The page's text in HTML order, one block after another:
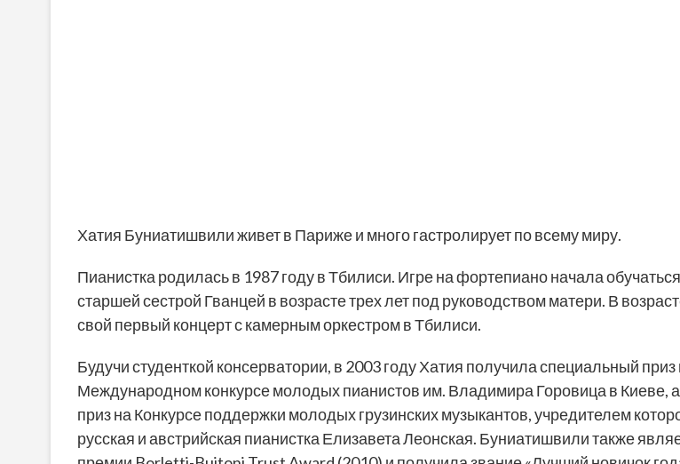
Хатия Буниатишвили живет в Париже и много гастролирует по всему миру.
Пианистка родилась в 1987 году в Тбилиси. Игре на фортепиано начала
старшей сестрой Гванцей в возрасте трех лет под руководством матери. В
свой первый концерт с камерным оркестром в Тбилиси.
Будучи студенткой консерватории, в 2003 году Хатия получила специальный приз
Международном конкурсе молодых пианистов им. Владимира Горовица в Киеве,
приз на Конкурсе поддержки молодых грузинских музыкантов, учредителем
русская и австрийская пианистка Елизавета Леонская. Буниатишвили также